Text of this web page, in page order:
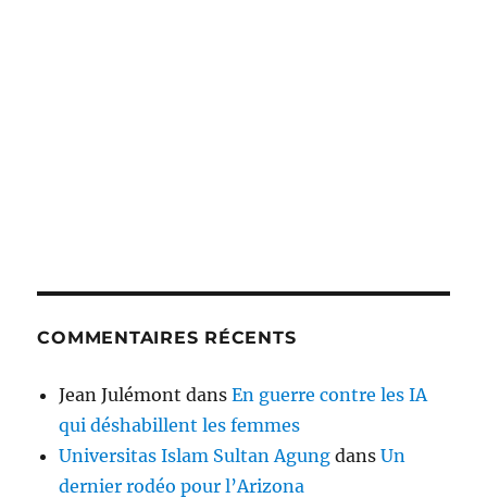
COMMENTAIRES RÉCENTS
Jean Julémont dansEn guerre contre les IA
qui déshabillent les femmes
Universitas Islam Sultan Agung dansUn
dernier rodéo pour l’Arizona